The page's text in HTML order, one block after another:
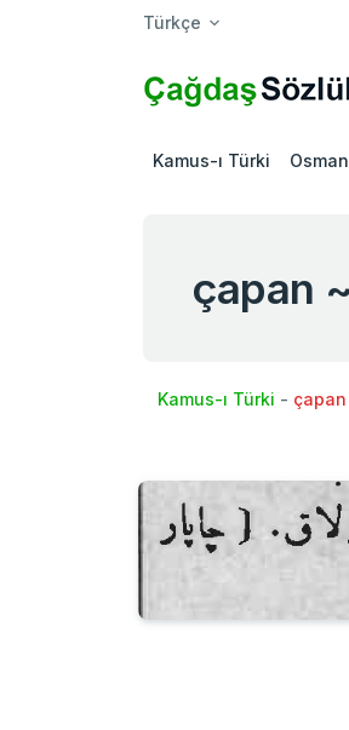
Türkçe
Kamus-ı Türki
Kamus-ı Türki -